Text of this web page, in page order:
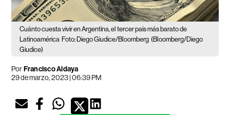
Cuánto cuesta vivir en Argentina, el tercer país más barato de
Latinoamérica Foto: Diego Giudice/Bloomberg (Bloomberg/Diego
Giudice)
PorFrancisco Aldaya
29 de marzo, 2023 | 06:39 PM